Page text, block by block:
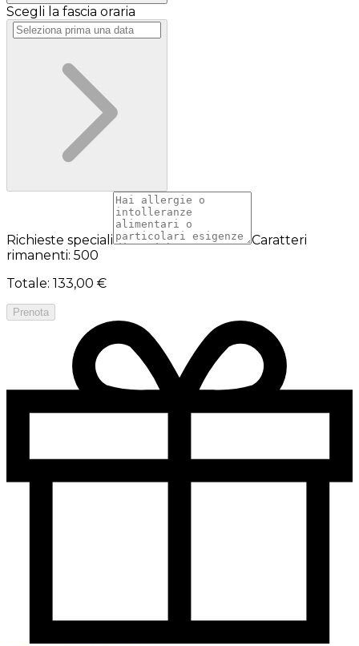
Scegli la fascia oraria
Richieste speciali
Caratteri
rimanenti: 500
Totale: 133,00 €
Prenota